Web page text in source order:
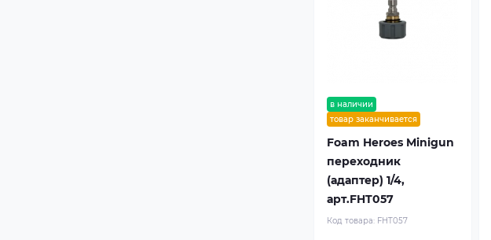
в наличии
товар заканчивается
Foam Heroes Minigun
переходник
(адаптер) 1/4,
арт.FHT057
Код товара: FHT057